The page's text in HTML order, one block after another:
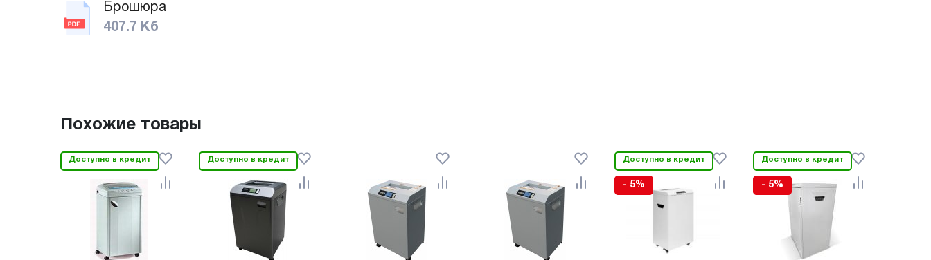
Брошюра
407.7 Кб
Похожие товары
Доступно в кредит Доступно в кредит Доступно в кредит
- 5%
Доступно в кредит
- 5%